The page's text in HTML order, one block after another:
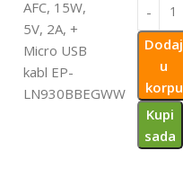
AFC, 15W,
5V, 2A, +
Micro USB
kabl EP-
LN930BBEGWW
Dodaj
u
korpu
Kupi
sada